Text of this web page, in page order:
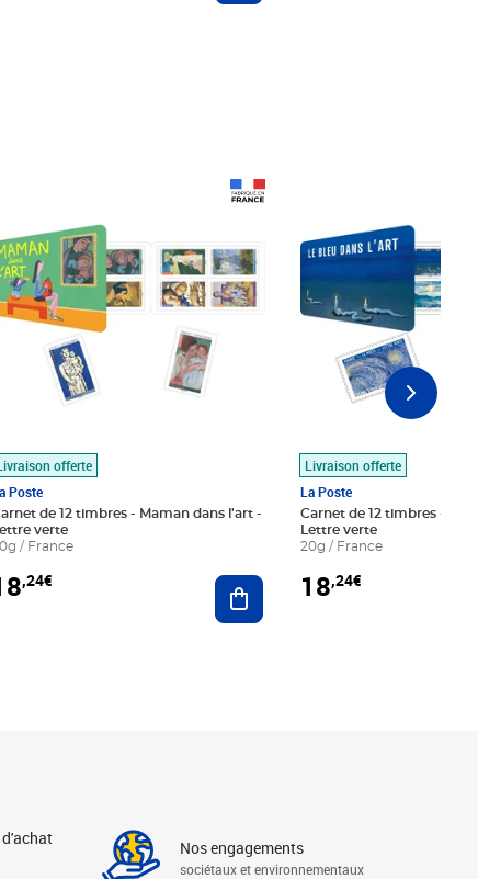
panier
offerte
Poste
de 12 timbres - Maman dans l'art -
verte
/ France
,24€ Ajouter au panier
Livraison offerte
La Poste
Carnet de 12 timbres - Le
Lettre verte
20g / France
18,24€
Nos engagements
sociétaux et environnementaux